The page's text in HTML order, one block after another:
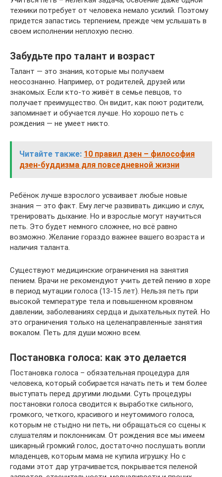
техники потребует от человека немало усилий. Поэтому
придется запастись терпением, прежде чем услышать в
своем исполнении неплохую песню.
Забудьте про талант и возраст
Талант — это знания, которые мы получаем
неосознанно. Например, от родителей, друзей или
знакомых. Если кто-то живёт в семье певцов, то
получает преимущество. Он видит, как поют родители,
запоминает и обучается лучше. Но хорошо петь с
рождения — не умеет никто.
Читайте также: 10 правил дзен – философия
дзен-буддизма для повседневной жизни
Ребёнок лучше взрослого усваивает любые новые
знания — это факт. Ему легче развивать дикцию и слух,
тренировать дыхание. Но и взрослые могут научиться
петь. Это будет немного сложнее, но всё равно
возможно. Желание гораздо важнее вашего возраста и
наличия таланта.
Существуют медицинские ограничения на занятия
пением. Врачи не рекомендуют учить детей пению в хоре
в период мутации голоса (13-15 лет). Нельзя петь при
высокой температуре тела и повышенном кровяном
давлении, заболеваниях сердца и дыхательных путей. Но
это ограничения только на целенаправленные занятия
вокалом. Петь для души можно всем.
Постановка голоса: как это делается
Постановка голоса – обязательная процедура для
человека, который собирается начать петь и тем более
выступать перед другими людьми. Суть процедуры
постановки голоса сводится к выработке сильного,
громкого, четкого, красивого и неутомимого голоса,
которым не стыдно ни петь, ни обращаться со сцены к
слушателям и поклонникам. От рождения все мы имеем
шикарный громкий голос, достаточно послушать вопли
младенцев, которым мама не купила игрушку. Но с
годами этот дар утрачивается, покрывается пеленой